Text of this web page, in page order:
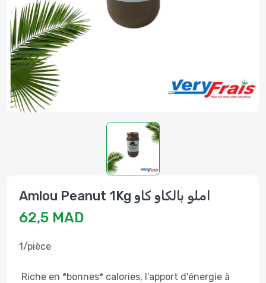
Amlou Peanut 1Kg املو بالكاو كاو
62,5 MAD
1/pièce
Riche en *bonnes* calories, l'apport d'énergie à